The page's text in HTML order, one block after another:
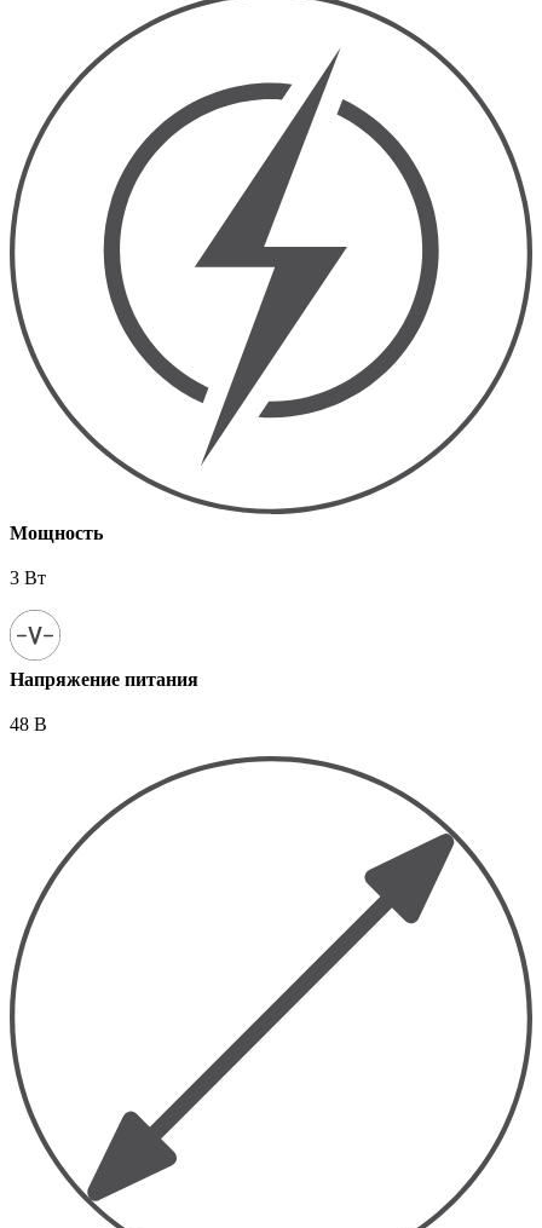
Мощность
3 Вт
Напряжение питания
48 В